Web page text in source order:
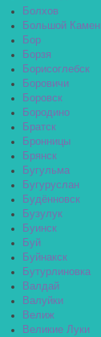
Болхов
Большой
Бор
Борзя
Борисоглебск
Боровичи
Боровск
Бородино
Братск
Бронницы
Брянск
Бугульма
Бугуруслан
Будённовск
Бузулук
Буинск
Буй
Буйнакск
Бутурлиновка
Валдай
Валуйки
Велиж
Великие Луки